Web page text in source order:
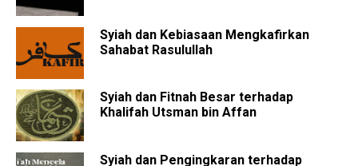
Syiah dan Kebiasaan Mengkafirkan
Sahabat Rasulullah
Syiah dan Fitnah Besar terhadap
Khalifah Utsman bin Affan
Syiah dan Pengingkaran terhadap